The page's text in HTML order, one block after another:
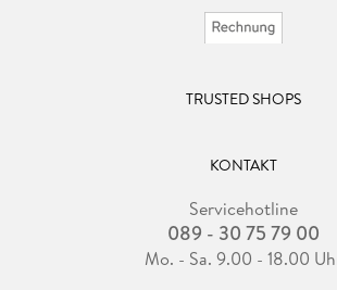
TRUSTED SHOPS
KONTAKT
Servicehotline
089 - 30 75 79 00
Mo. - Sa. 9.00 - 18.00